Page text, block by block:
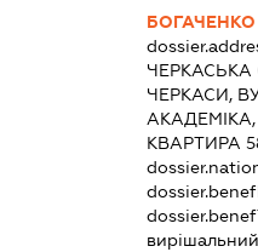
БОГАЧЕНКО
ЧЕРКАСЬКА
ЧЕРКАСИ,
КВАРТИРА